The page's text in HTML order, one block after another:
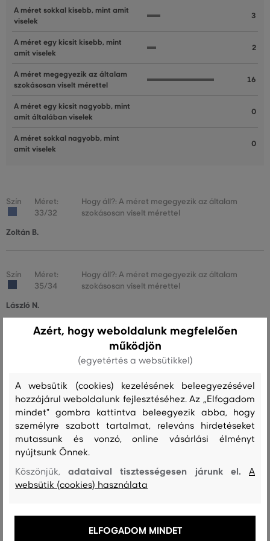
A méret sokkal kisebb, mint amit
viselek
3
A méret egy kicsit kisebb, mint
amit viselek
2
A méret megegyezik az általam
szokásosan viselt mérettel
16
A méret egy kicsit nagyobb, mint
amit általában viselek
0
A méret sokkal nagyobb, mint
amit viselek
0
Szín
Méret:
33/32
Hogy áll?: A méret megegyezik az általam
szokásosan viselt mérettel
Zoltán B.
Szín
Méret:
35/34
Hogy áll?: A méret megegyezik az általam
szokásosan viselt mérettel
László N.
Hogy áll?: A méret megegyezik az általam
szokásosan viselt mérettel
sokkal szűkebb a lábszára, mint a másik kettő termék visszaküldésre
kerül
Szín
Méret:
33/32
Hogy áll?: A méret sokkal kisebb, mint amit
László A.
Hogy áll?: A méret egy kicsit kisebb, mint amit
Azért, hogy weboldalunk megfelelően
működjön
(egyetértés a websütikkel)
A websütik (cookies) kezelésének beleegyezésével
hozzájárul weboldalunk fejlesztéséhez. Az „Elfogadom
mindet" gombra kattintva beleegyezik abba, hogy
személyre szabott tartalmat, releváns hirdetéseket
mutassunk és vonzó, online vásárlási élményt
nyújtsunk Önnek.
Köszönjük,adataival tisztességesen járunk el.A
websütik (cookies) használata
ELFOGADOM MINDET